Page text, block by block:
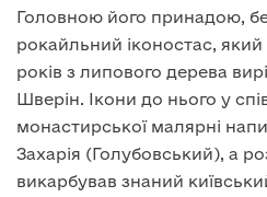
Головною його принадою,
рокайльний іконостас, який
років з липового дерева
Шверін. Ікони до нього у
монастирської малярні
Захарія (Голубовський), а
викарбував знаний